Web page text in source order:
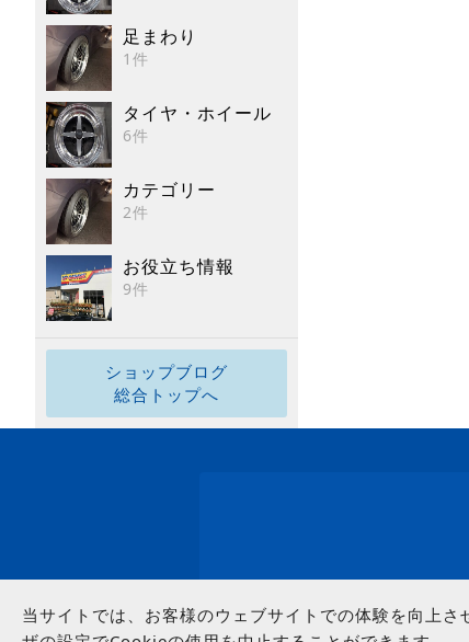
足まわり
1件
タイヤ・ホイール
6件
カテゴリー
2件
お役立ち情報
9件
ショップブログ
総合トップへ
当サイトでは、お客様のウェブサイトでの体験を向上